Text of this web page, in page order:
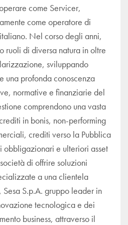
come Servicer,
come operatore di
Nel corso degli anni,
ruoli di diversa natura in oltre
sviluppando
una profonda conoscenza
normative e finanziarie del
comprendono una vasta
in bonis, non-performing
crediti verso la Pubblica
obbligazionari e ulteriori asset
di offrire soluzioni
a una clientela
S.p.A. gruppo leader in
tecnologica e dei
business, attraverso il